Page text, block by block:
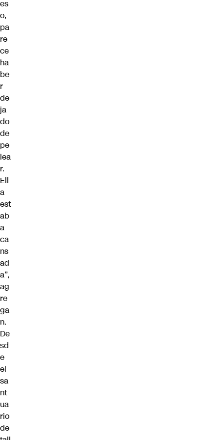
es
o,
pa
re
ce
ha
be
r
de
ja
do
de
pe
lea
r.
Ell
a
est
ab
a
ca
ns
ad
a”,
ag
re
ga
n.
De
sd
e
el
sa
nt
ua
rio
de